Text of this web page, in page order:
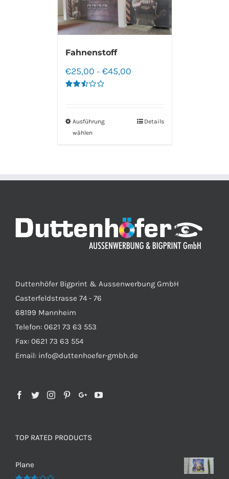
Fahnenstoff
von 5
€25,00 – €45,00
Ausführung
wählen
Details
Duttenhöfer Bigprint & Aussenwerbung GmbH
Casterfeldstrasse 74 - 76
68199 Mannheim
Telefon: 0621 73 63 553
Fax: 0621 73 63 554
Email: info@duttenhoefer-gmbh.de
TOP RATED PRODUCTS
Plane